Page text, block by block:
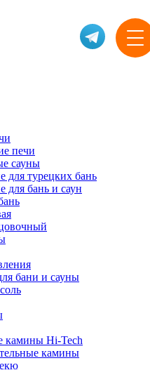
печи
сауны
для турецких бань
для бань и саун
бани и сауны
камины Hi-Tech
камины